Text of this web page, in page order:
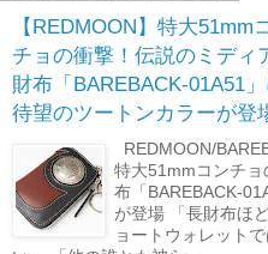
【REDMOON】特大51mm
チョの衝撃！伝説のミディ
財布「BAREBACK-01A51」
待望のツートンカラーが登
REDMOON/
特大51mmコンチ
布「BAREBACK-
が登場 「長財布ほ
ョートウォレット